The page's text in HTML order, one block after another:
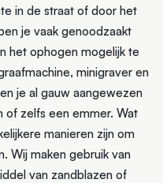
in de straat of door het
je vaak genoodzaakt
het ophogen mogelijk te
minigraver en
je al gauw aangewezen
of zelfs een emmer. Wat
manieren zijn om
Wij maken gebruik van
van zandblazen of